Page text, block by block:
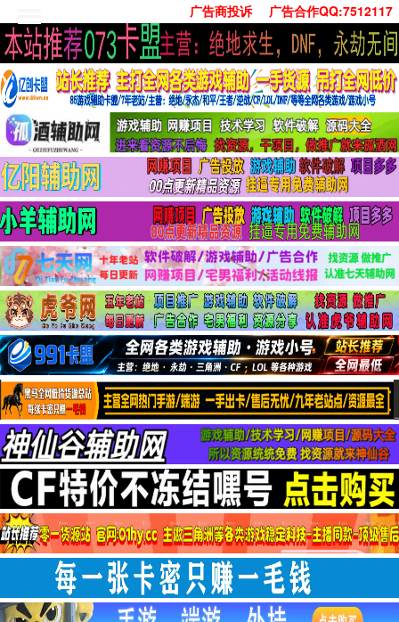
广告商投诉 广告合作QQ:7512117
首页
技术学习
安卓绿化
单机游戏
社交娱乐
系统工具
活动线报
常用办公
源码收集
值得一看
两性情感